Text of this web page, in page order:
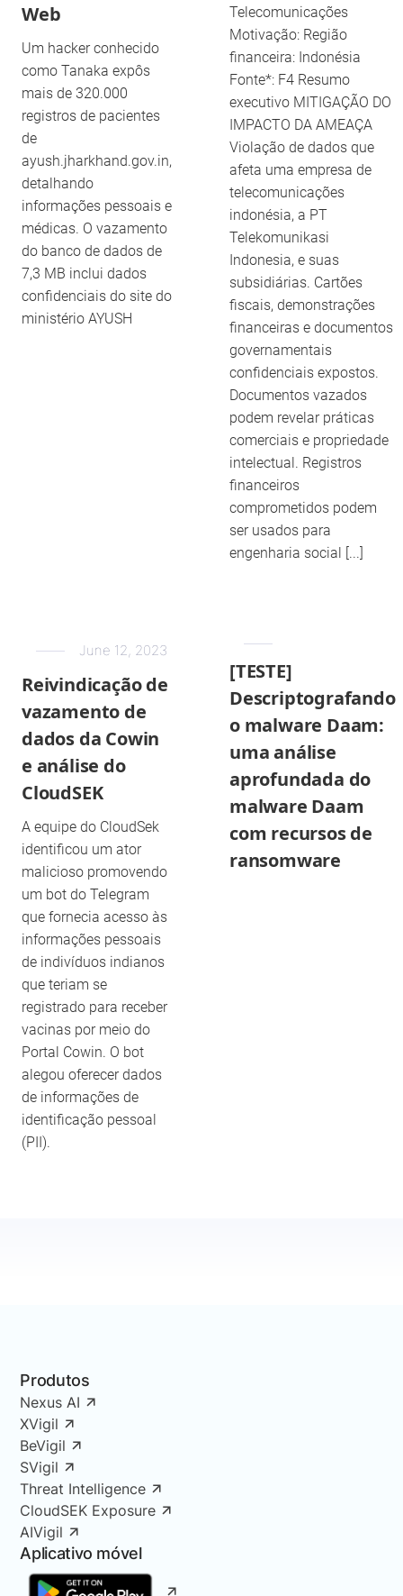
Web
Um hacker conhecido
como Tanaka expôs
mais de 320.000
registros de pacientes
de
ayush.jharkhand.gov.in,
detalhando
informações pessoais e
médicas. O vazamento
do banco de dados de
7,3 MB inclui dados
confidenciais do site do
ministério AYUSH
Telecomunicações
Motivação: Região
financeira: Indonésia
Fonte*: F4 Resumo
executivo MITIGAÇÃO DO
IMPACTO DA AMEAÇA
Violação de dados que
afeta uma empresa de
telecomunicações
indonésia, a PT
Telekomunikasi
Indonesia, e suas
subsidiárias. Cartões
fiscais, demonstrações
financeiras e documentos
governamentais
confidenciais expostos.
Documentos vazados
podem revelar práticas
comerciais e propriedade
intelectual. Registros
financeiros
comprometidos podem
ser usados para
engenharia social [...]
June 12, 2023
Reivindicação de
vazamento de
dados da Cowin
e análise do
CloudSEK
A equipe do CloudSek
identificou um ator
malicioso promovendo
um bot do Telegram
que fornecia acesso às
informações pessoais
de indivíduos indianos
que teriam se
registrado para receber
vacinas por meio do
Portal Cowin. O bot
alegou oferecer dados
de informações de
identificação pessoal
(PII).
[TESTE]
Descriptografando
o malware Daam:
uma análise
aprofundada do
malware Daam
com recursos de
ransomware
Produtos
Nexus AI
XVigil
BeVigil
SVigil
Threat Intelligence
CloudSEK Exposure
AIVigil
Aplicativo móvel